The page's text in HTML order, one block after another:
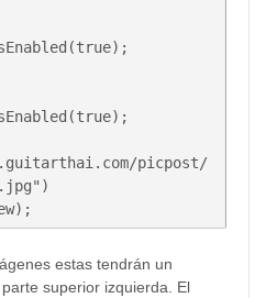
picpost/
estas tendrán un
superior izquierda. El